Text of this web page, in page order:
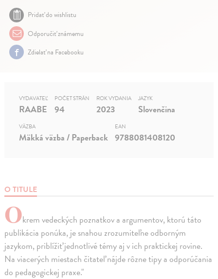
Pridať do wishlistu
Odporučiť známemu
Zdielať na Facebooku
O TITULE
Okrem vedeckých poznatkov a argumentov, ktorú táto
publikácia ponúka, je snahou zrozumiteľne odborným
jazykom, priblížiť jednotlivé témy aj v ich praktickej rovine.
Na viacerých miestach čitateľ nájde rôzne tipy a odporúčania
do pedagogickej praxe."
VYDAVATEĽ
RAABE
POČET STRÁN
94
ROK VYDANIA
2023
JAZYK
Slovenčina
VÄZBA
Mäkká väzba / Paperback
EAN
9788081408120